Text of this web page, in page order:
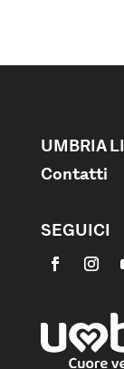
UMBRIA
Contatti
SEGUICI